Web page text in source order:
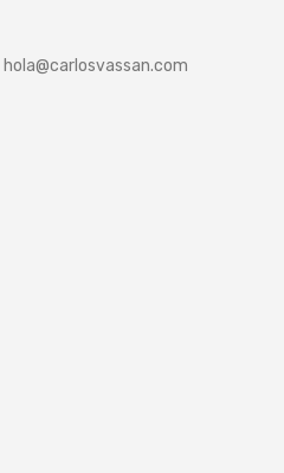
hola@carlosvassan.com